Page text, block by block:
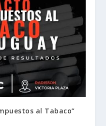
al Tabaco”